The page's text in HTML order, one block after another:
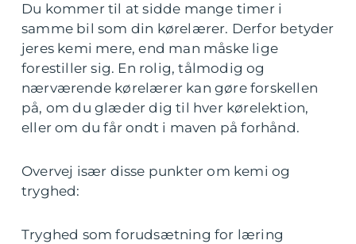
Du kommer til at sidde mange timer i
samme bil som din kørelærer. Derfor betyder
jeres kemi mere, end man måske lige
forestiller sig. En rolig, tålmodig og
nærværende kørelærer kan gøre forskellen
på, om du glæder dig til hver kørelektion,
eller om du får ondt i maven på forhånd.
Overvej især disse punkter om kemi og
tryghed:
Tryghed som forudsætning for læring